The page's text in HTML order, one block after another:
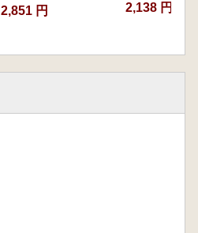
2,851 円 2,138 円